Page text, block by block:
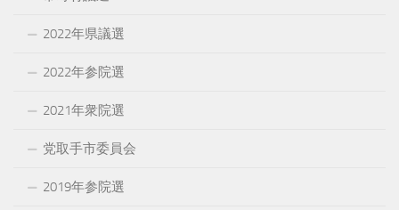
2022年県議選
2022年参院選
2021年衆院選
党取手市委員会
2019年参院選